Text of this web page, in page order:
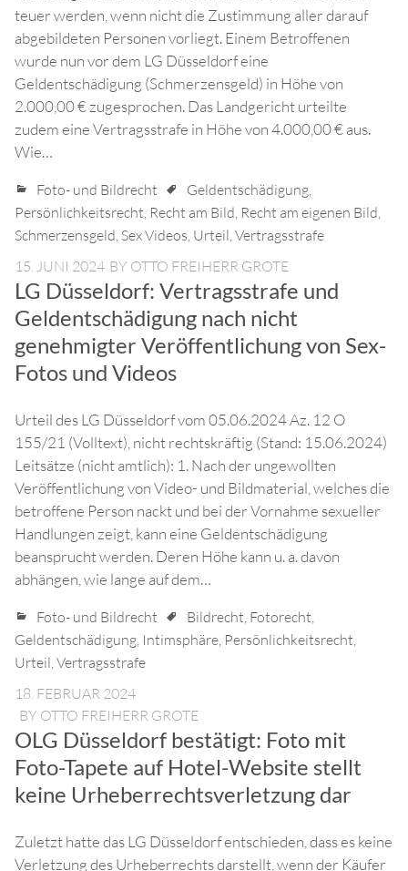
teuer werden, wenn nicht die Zustimmung aller darauf
abgebildeten Personen vorliegt. Einem Betroffenen
wurde nun vor dem LG Düsseldorf eine
Geldentschädigung (Schmerzensgeld) in Höhe von
2.000,00 € zugesprochen. Das Landgericht urteilte
zudem eine Vertragsstrafe in Höhe von 4.000,00 € aus.
Wie…
Foto- und Bildrecht Geldentschädigung,
Persönlichkeitsrecht, Recht am Bild, Recht am eigenen Bild,
Schmerzensgeld, Sex Videos, Urteil,Vertragsstrafe
15. JUNI 2024 BY OTTO FREIHERR GROTE
LG Düsseldorf: Vertragsstrafe und
Geldentschädigung nach nicht
genehmigter Veröffentlichung von Sex-
Fotos und Videos
Urteil des LG Düsseldorf vom 05.06.2024 Az. 12 O
155/21 (Volltext), nicht rechtskräftig (Stand: 15.06.2024)
Leitsätze (nicht amtlich): 1. Nach der ungewollten
Veröffentlichung von Video- und Bildmaterial, welches die
betroffene Person nackt und bei der Vornahme sexueller
Handlungen zeigt, kann eine Geldentschädigung
beansprucht werden. Deren Höhe kann u. a. davon
abhängen, wie lange auf dem…
Foto- und Bildrecht Bildrecht, Fotorecht,
Geldentschädigung, Intimsphäre, Persönlichkeitsrecht,
Urteil,Vertragsstrafe
18. FEBRUAR 2024
BY OTTO FREIHERR GROTE
OLG Düsseldorf bestätigt: Foto mit
Foto-Tapete auf Hotel-Website stellt
keine Urheberrechtsverletzung dar
Zuletzt hatte das LG Düsseldorf entschieden, dass es keine
Verletzung des Urheberrechts darstellt, wenn der Käufer